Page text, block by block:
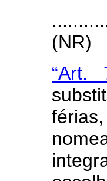
(NR)
“Art.